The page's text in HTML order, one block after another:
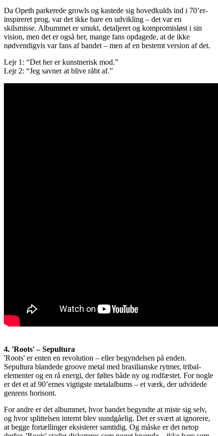
Da Opeth parkerede growls og kastede sig hovedkulds ind i 70’er-
inspireret prog, var det ikke bare en udvikling – det var en
skilsmisse. Albummet er smukt, detaljeret og kompromisløst i sin
vision, men det er også her, mange fans opdagede, at de ikke
nødvendigvis var fans af bandet – men af en bestemt version af det.
Lejr 1: “Det her er kunstnerisk mod.”
Lejr 2: “Jeg savner at blive råbt af.”
4. 'Roots' – Sepultura
'Roots' er enten en revolution – eller begyndelsen på enden.
Sepultura blandede groove metal med brasilianske rytmer, tribal-
elementer og en rå energi, der føltes både ny og rodfæstet. For nogle
er det et af 90’ernes vigtigste metalalbums – et værk, der udvidede
genrens horisont.
For andre er det albummet, hvor bandet begyndte at miste sig selv,
og hvor splittelsen internt blev uundgåelig. Det er svært at ignorere,
at begge fortællinger eksisterer samtidig. Og måske er det netop